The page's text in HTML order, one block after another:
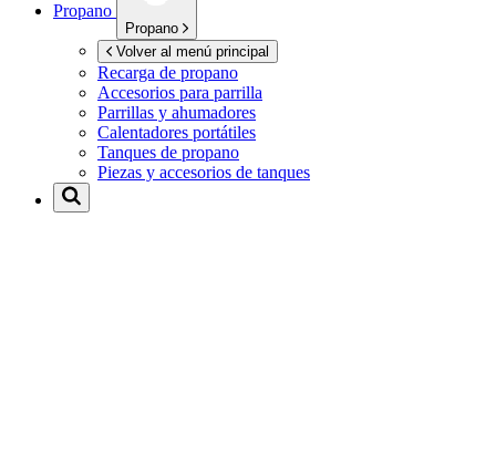
Propano
Propano
Volver al menú principal
Recarga de propano
Accesorios para parrilla
Parrillas y ahumadores
Calentadores portátiles
Tanques de propano
Piezas y accesorios de tanques